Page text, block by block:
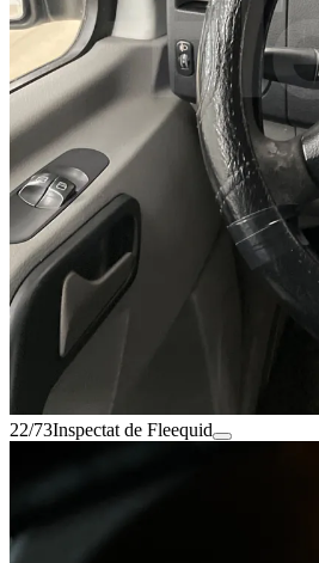
22/73Inspectat de Fleequid